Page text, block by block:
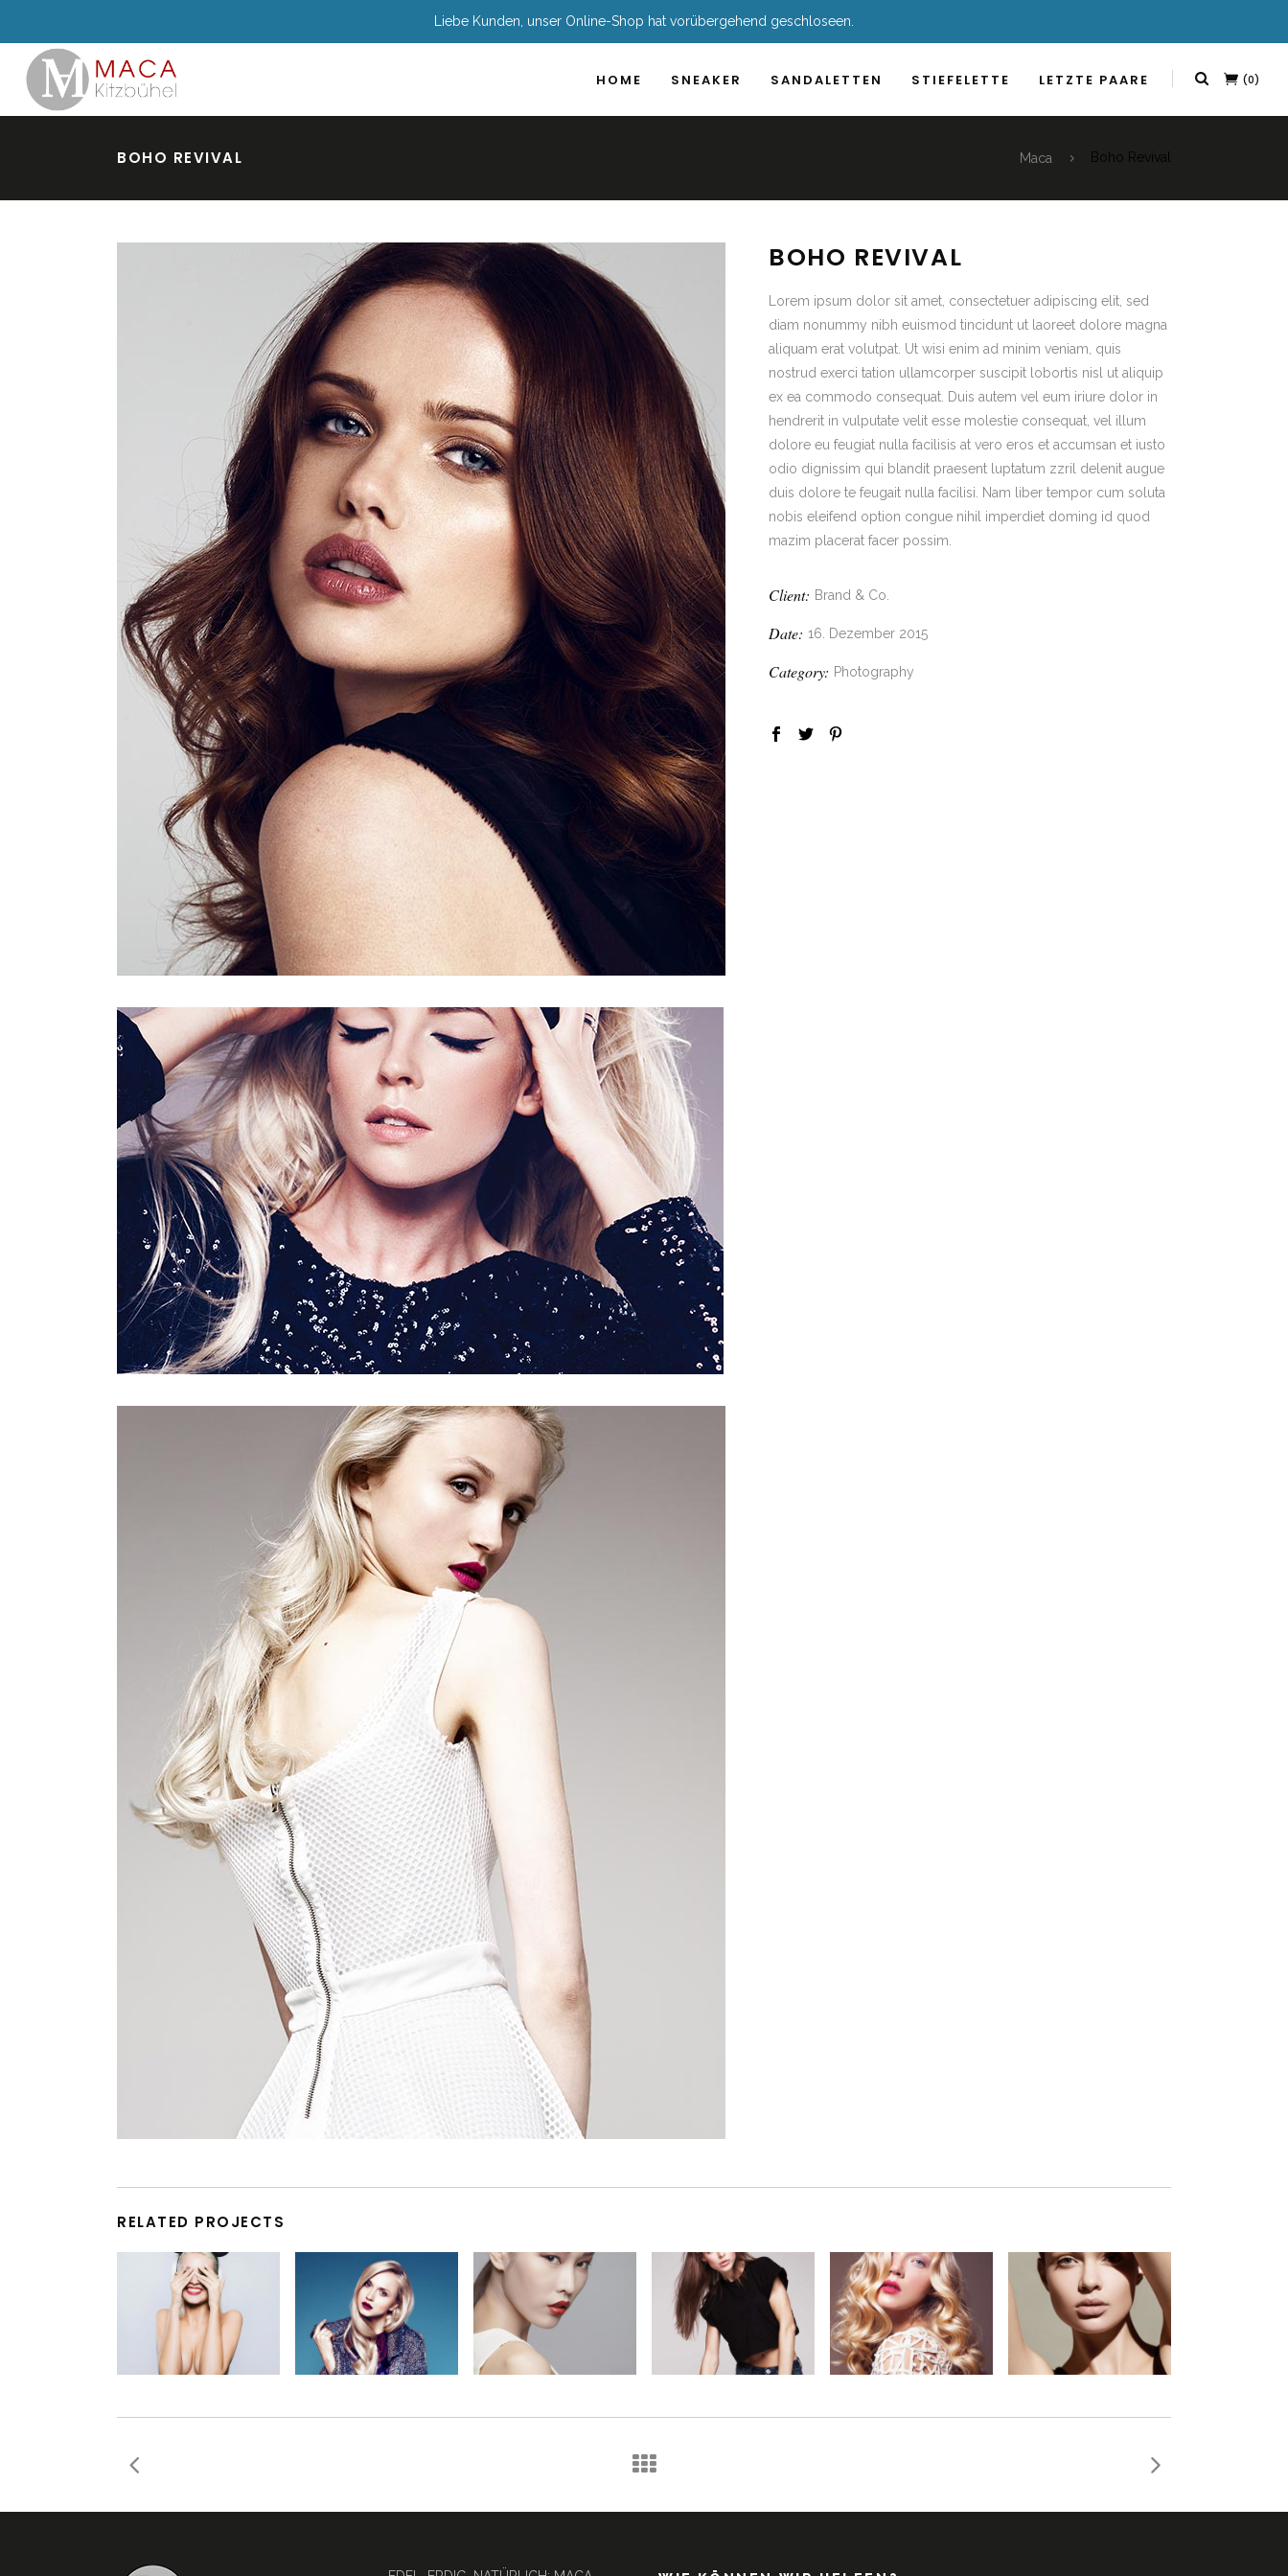
HOME SNEAKER SANDALETTEN STIEFELETTE LETZTE PAARE (0)
BOHO REVIVAL Maca Boho Revival
BOHO REVIVAL
Lorem ipsum dolor sit amet, consectetuer adipiscing elit, sed
diam nonummy nibh euismod tincidunt ut laoreet dolore magna
aliquam erat volutpat. Ut wisi enim ad minim veniam, quis
nostrud exerci tation ullamcorper suscipit lobortis nisl ut aliquip
ex ea commodo consequat. Duis autem vel eum iriure dolor in
hendrerit in vulputate velit esse molestie consequat, vel illum
dolore eu feugiat nulla facilisis at vero eros et accumsan et iusto
odio dignissim qui blandit praesent luptatum zzril delenit augue
duis dolore te feugait nulla facilisi. Nam liber tempor cum soluta
nobis eleifend option congue nihil imperdiet doming id quod
mazim placerat facer possim.
Client: Brand & Co.
Date: 16. Dezember 2015
Category: Photography
RELATED PROJECTS
Liebe Kunden, unser Online-Shop hat vorübergehend geschloseen.